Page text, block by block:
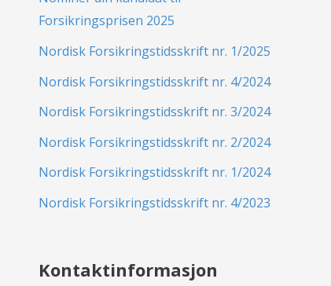
Forsikringsprisen 2025
Nordisk Forsikringstidsskrift nr. 1/2025
Nordisk Forsikringstidsskrift nr. 4/2024
Nordisk Forsikringstidsskrift nr. 3/2024
Nordisk Forsikringstidsskrift nr. 2/2024
Nordisk Forsikringstidsskrift nr. 1/2024
Nordisk Forsikringstidsskrift nr. 4/2023
Kontaktinformasjon